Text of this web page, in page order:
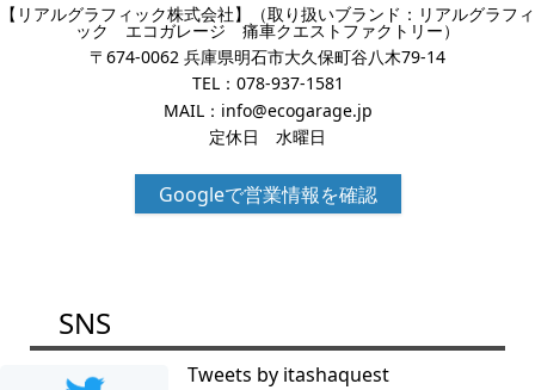
【リアルグラフィック株式会社】（取り扱いブランド：リアルグラフィ
ック エコガレージ 痛車クエストファクトリー）
〒674-0062 兵庫県明石市大久保町谷八木79-14
TEL： 078-937-1581
MAIL： info@ecogarage.jp
定休日 水曜日
Googleで営業情報を確認
SNS
Tweets by itashaquest